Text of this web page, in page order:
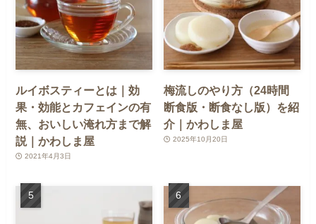
ルイボスティーとは｜効
果・効能とカフェインの有
無、おいしい淹れ方まで解
説｜かわしま屋
2021年4月3日
梅流しのやり方（24時間
断食版・断食なし版）を紹
介｜かわしま屋
2025年10月20日